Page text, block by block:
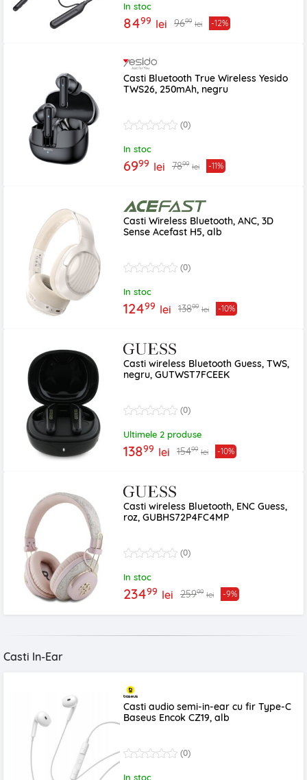
In stoc
8499 lei 9699 lei -12%
Casti Bluetooth True Wireless Yesido
TWS26, 250mAh, negru
(0)
In stoc
6999 lei 7899 lei -11%
Casti Wireless Bluetooth, ANC, 3D
Sense Acefast H5, alb
(0)
In stoc
12499 lei 13899 lei -10%
Casti wireless Bluetooth Guess, TWS,
negru, GUTWST7FCEEK
(0)
Ultimele 2 produse
13899 lei 15499 lei -10%
Casti wireless Bluetooth, ENC Guess,
roz, GUBHS72P4FC4MP
(0)
In stoc
23499 lei 25999 lei -9%
Casti In-Ear
Casti audio semi-in-ear cu fir Type-C
Baseus Encok CZ19, alb
(0)
In stoc